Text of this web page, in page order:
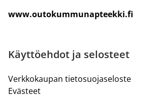
www.outokummunapteekki.fi
Käyttöehdot ja selosteet
Verkkokaupan tietosuojaseloste
Evästeet